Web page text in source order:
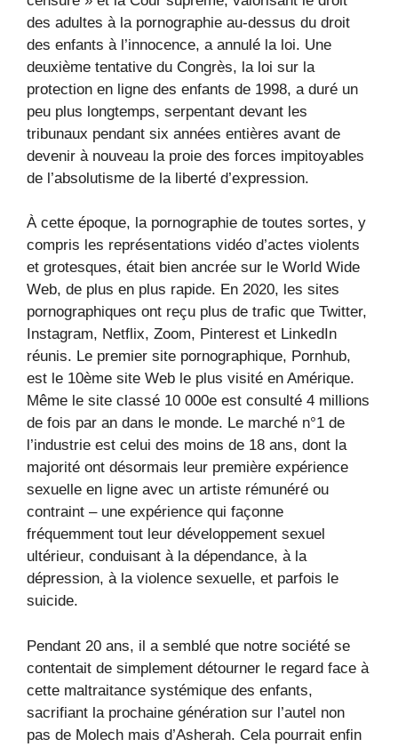
des adultes à la pornographie au-dessus du droit
des enfants à l’innocence, a annulé la loi. Une
deuxième tentative du Congrès, la loi sur la
protection en ligne des enfants de 1998, a duré un
peu plus longtemps, serpentant devant les
tribunaux pendant six années entières avant de
devenir à nouveau la proie des forces impitoyables
de l’absolutisme de la liberté d’expression.
À cette époque, la pornographie de toutes sortes, y
compris les représentations vidéo d’actes violents
et grotesques, était bien ancrée sur le World Wide
Web, de plus en plus rapide. En 2020, les sites
pornographiques ont reçu plus de trafic que Twitter,
Instagram, Netflix, Zoom, Pinterest et LinkedIn
réunis. Le premier site pornographique, Pornhub,
est le 10ème site Web le plus visité en Amérique.
Même le site classé 10 000e est consulté 4 millions
de fois par an dans le monde. Le marché n°1 de
l’industrie est celui des moins de 18 ans, dont la
majorité ont désormais leur première expérience
sexuelle en ligne avec un artiste rémunéré ou
contraint – une expérience qui façonne
fréquemment tout leur développement sexuel
ultérieur, conduisant à la dépendance, à la
dépression, à la violence sexuelle, et parfois le
suicide.
Pendant 20 ans, il a semblé que notre société se
contentait de simplement détourner le regard face à
cette maltraitance systémique des enfants,
sacrifiant la prochaine génération sur l’autel non
pas de Molech mais d’Asherah. Cela pourrait enfin